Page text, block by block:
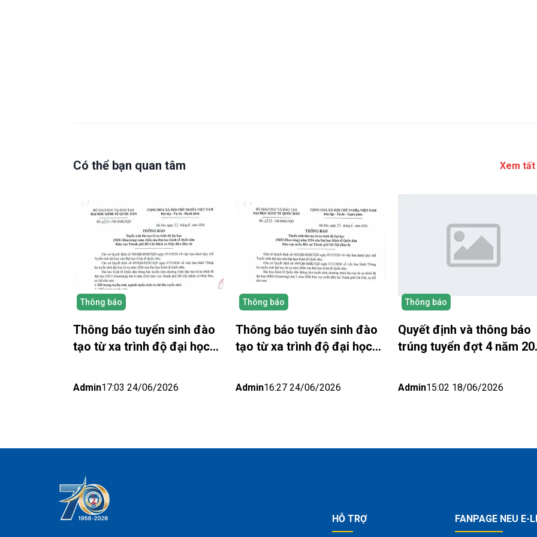
Có thể bạn quan tâm Xem tất
Thông báo
Thông báo tuyển sinh đào
tạo từ xa trình độ đại học
khu vực thành phố Hồ Chí
Admin17:03 24/06/2026
Thông báo
Thông báo tuyển sinh đào
tạo từ xa trình độ đại học
Khu vực miền Bắc (Hà Nội)
Admin16:27 24/06/2026
Thông báo
Quyết định và thông báo
trúng tuyển đợt 4 năm
Admin15:02 18/06/2026
HỖ TRỢ FANPAGE NEU E-